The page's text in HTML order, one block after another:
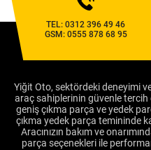
TEL:0312 396 49 46
GSM: 0555 878 68 95
Yiğit Oto, sektördeki deneyimi
araç sahiplerinin güvenle
geniş çıkma parça ve yedek
çıkma yedek parça temininde
Aracınızın bakım ve
parça seçenekleri ile